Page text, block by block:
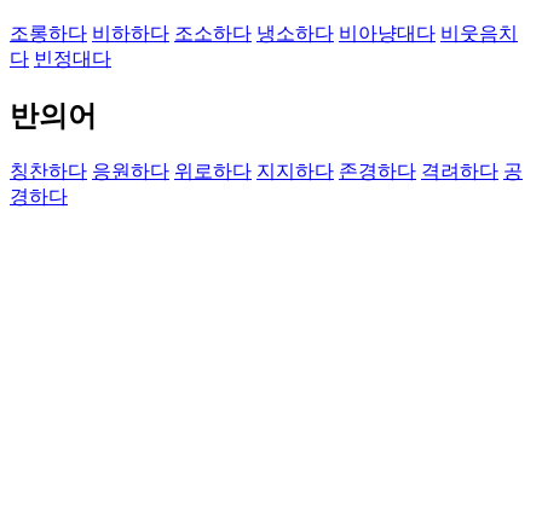
조롱하다 비하하다 조소하다 냉소하다 비아냥대다 비웃음치
다 빈정대다
반의어
칭찬하다 응원하다 위로하다 지지하다 존경하다 격려하다 공
경하다